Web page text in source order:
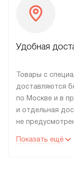
Удобная
Товары с
доставляются
по Москве и в
и отдельная
не
рекомендуем
Показать ещё